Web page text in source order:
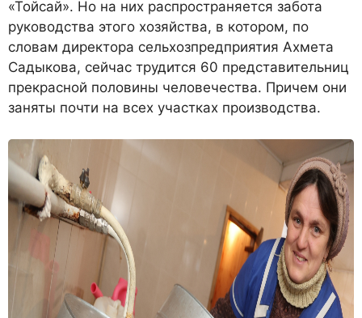
«Тойсай». Но на них распространяется забота
руководства этого хозяйства, в котором, по
словам директора сельхозпредприятия Ахмета
Садыкова, сейчас трудится 60 представительниц
прекрасной половины человечества. Причем они
заняты почти на всех участках производства.